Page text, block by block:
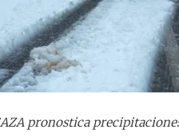
pronostica